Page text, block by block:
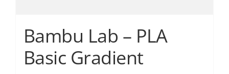
Bambu Lab – PLA
Basic Gradient